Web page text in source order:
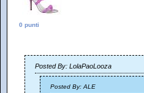
0 punti
Posted By: LolaPaoLooza
Posted By: ALE